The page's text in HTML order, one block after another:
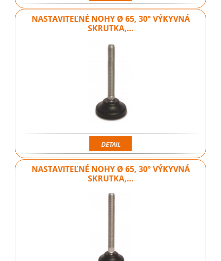
NASTAVITEĽNÉ NOHY Ø 65, 30° VÝKYVNÁ
SKRUTKA,…
DETAIL
NASTAVITEĽNÉ NOHY Ø 65, 30° VÝKYVNÁ
SKRUTKA,…